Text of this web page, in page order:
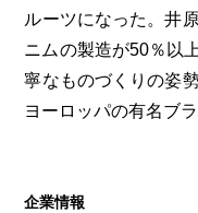
ルーツになった。井
ニムの製造が50％以
寧なものづくりの姿
ヨーロッパの有名ブ
企業情報